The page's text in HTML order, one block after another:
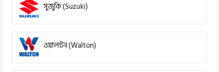
সুজুকি (Suzuki)
ওয়ালটন (Walton)